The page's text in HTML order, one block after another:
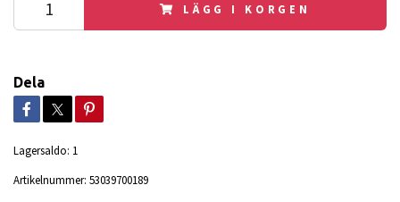
LÄGG I KORGEN
Dela
Lagersaldo: 1
Artikelnummer: 53039700189